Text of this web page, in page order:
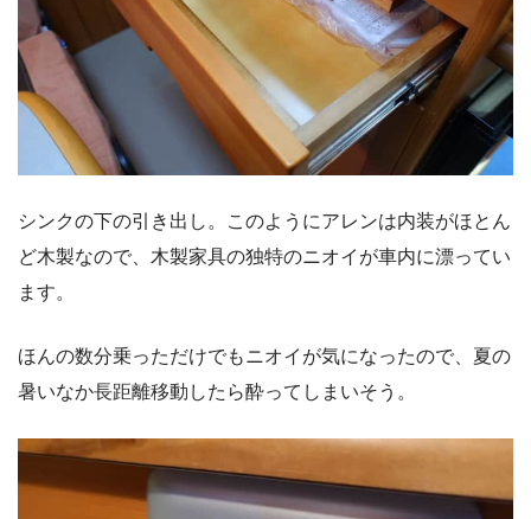
シンクの下の引き出し。このようにアレンは内装がほとん
ど木製なので、木製家具の独特のニオイが車内に漂ってい
ます。
ほんの数分乗っただけでもニオイが気になったので、夏の
暑いなか長距離移動したら酔ってしまいそう。